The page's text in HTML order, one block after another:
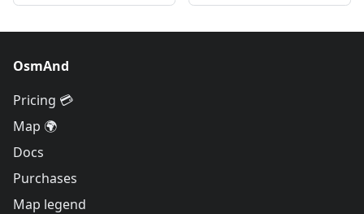
OsmAnd
Pricing 💳
Map 🌍
Docs
Purchases
Map legend